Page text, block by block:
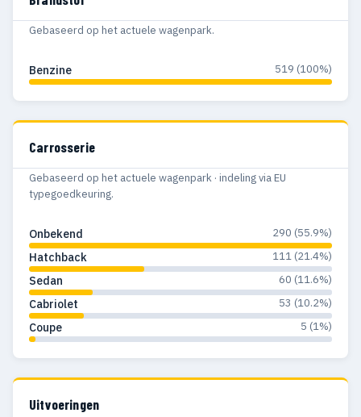
Gebaseerd op het actuele wagenpark.
Benzine 519 (100%)
Carrosserie
Gebaseerd op het actuele wagenpark · indeling via EU
typegoedkeuring.
Onbekend 290 (55.9%)
Hatchback 111 (21.4%)
Sedan 60 (11.6%)
Cabriolet 53 (10.2%)
Coupe 5 (1%)
Uitvoeringen